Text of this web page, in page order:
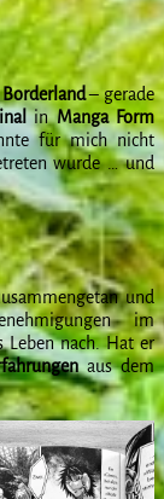
– gerade
inManga Form
für mich nicht
wurde … und
und
im
nach. Hat er
aus dem